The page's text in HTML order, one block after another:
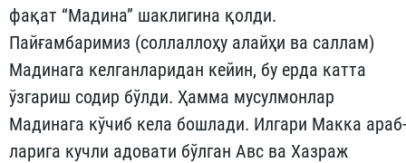
фақат “Мадина” шакли­гина қолди.
Пайғамбаримиз (соллаллоҳу алайҳи ва саллам)
Мадинага кел­ганларидан кейин, бу ерда катта
ўзгариш содир бўлди. Ҳамма мусулмонлар
Мадинага кўчиб кела бошлади. Илгари Макка араб­
ларига кучли адовати бўлган Авс ва Хазраж